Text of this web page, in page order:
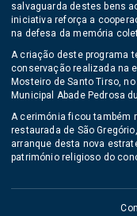
salvaguarda destes bens
iniciativa reforça a
na defesa da memória
A criação deste programa
conservação realizada na
Mosteiro de Santo Tirso,
Municipal Abade Pedrosa
A cerimónia ficou também
restaurada de São
arranque desta nova
património religioso do